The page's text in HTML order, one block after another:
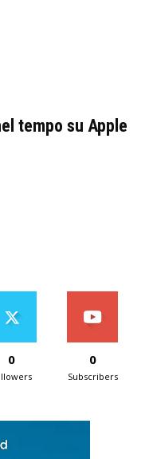
tempo su Apple
0 0
Subscribers